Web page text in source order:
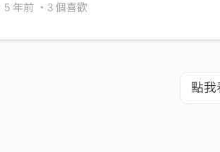
5 年前 ・3 個喜歡
點我